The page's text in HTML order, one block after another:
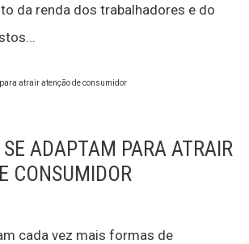
da renda dos trabalhadores e do
ADAPTAM PARA ATRAIR
CONSUMIDOR
cada vez mais formas de